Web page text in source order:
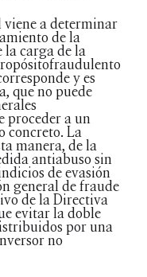
a determinar
de la
carga de la
y es
que no puede
proceder a un
concreto. La
manera, de la
antiabuso sin
de evasión
general de fraude
de la Directiva
evitar la doble
por una
no